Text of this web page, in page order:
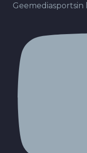
Geemediasportsin